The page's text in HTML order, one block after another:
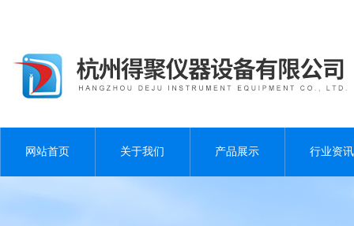
网站首页 关于我们 产品展示 行业资讯